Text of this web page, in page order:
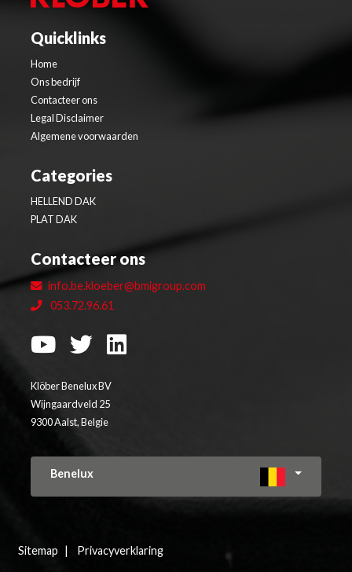
Quicklinks
Home
Ons bedrijf
Contacteer ons
Legal Disclaimer
Algemene voorwaarden
Categories
HELLEND DAK
PLAT DAK
Contacteer ons
info.be.kloeber@bmigroup.com
053.72.96.61
Klöber Benelux BV
Wijngaardveld 25
9300 Aalst, Belgie
Benelux
Sitemap Privacyverklaring